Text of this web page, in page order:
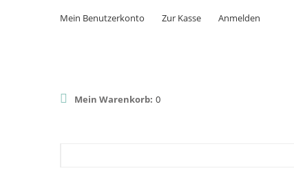
Mein Benutzerkonto Zur Kasse Anmelden
Mein Warenkorb: 0